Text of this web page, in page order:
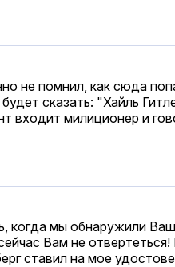
не помнил, как сюда
сказать: "Хайль
входит милиционер и
мы обнаружили
Вам не
ставил на мое